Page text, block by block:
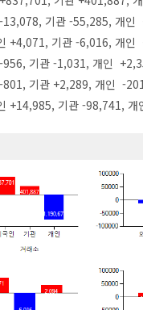
13,078, 기관 -55,285, 개인
+4,071, 기관 -6,016, 개
956, 기관 -1,031, 개인
801, 기관 +2,289, 개인 -
+14,985, 기관 -98,741,